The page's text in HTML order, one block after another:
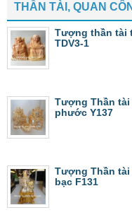
THẦN TÀI, QUAN
Tượng thần tài
TDV3-1
Tượng Thần
phước Y137
Tượng Thần tài
bạc F131